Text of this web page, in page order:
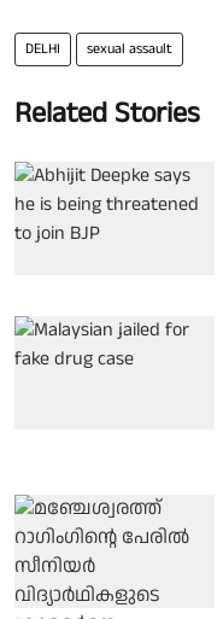
DELHI sexual assault
Related Stories